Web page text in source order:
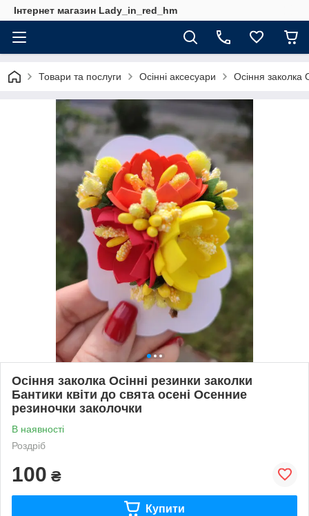
Інтернет магазин Lady_in_red_hm
Товари та послуги Осінні аксесуари Осіння заколка
Осіння заколка Осінні резинки заколки
Бантики квіти до свята осені Осенние
резиночки заколочки
В наявності
Роздріб
100 ₴
Купити